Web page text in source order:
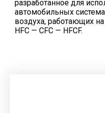
разработанное для
автомобильных
воздуха, работающих
HFC — CFC — HFCF.